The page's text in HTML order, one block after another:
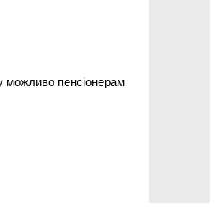
можливо пенсіонерам